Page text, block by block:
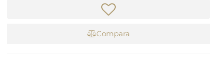
Compara